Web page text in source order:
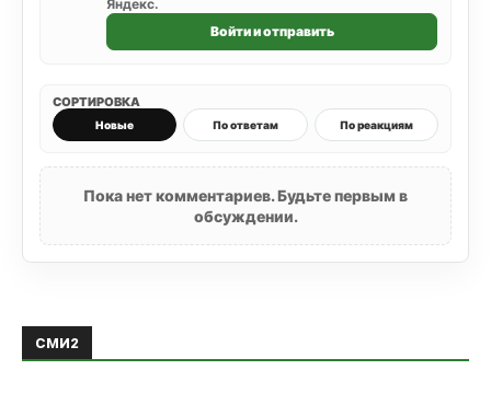
Яндекс.
Войти и отправить
СОРТИРОВКА
Новые По ответам По реакциям
Пока нет комментариев. Будьте первым в
обсуждении.
СМИ2